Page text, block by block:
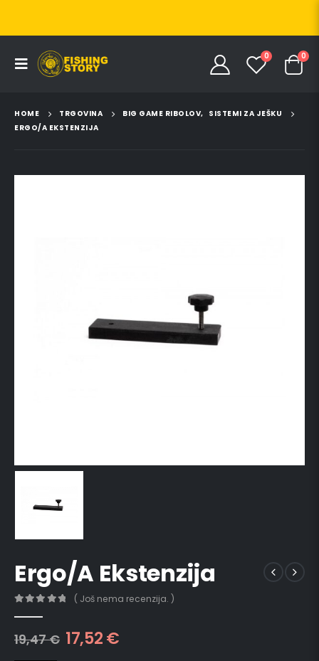
0 0
HOME TRGOVINA BIG GAME RIBOLOV, SISTEMI ZA JEŠKU
ERGO/A EKSTENZIJA
Ergo/A Ekstenzija
( Još nema recenzija. )
19,47€ 17,52€